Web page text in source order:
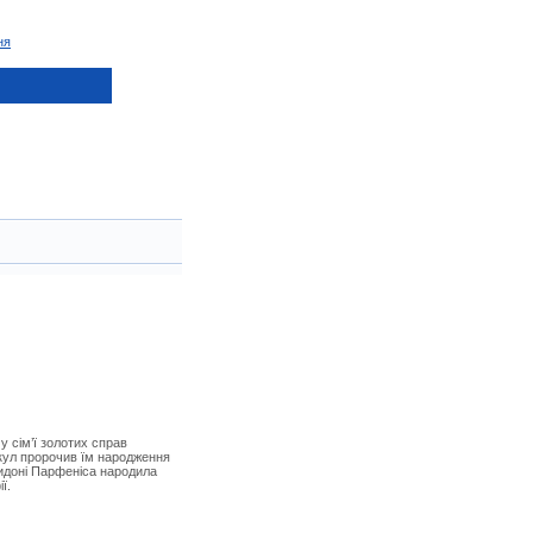
сім’ї золотих справ
пророчив їм народження
Парфеніса народила